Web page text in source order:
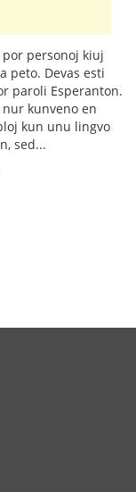
por personoj kiuj
peto. Devas esti
paroli Esperanton.
kunveno en
kun unu lingvo
sed...